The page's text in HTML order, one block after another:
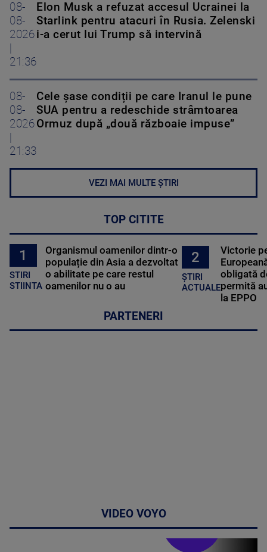
08-
08-
2026
21:36
Elon Musk a refuzat accesul Ucrainei la
Starlink pentru atacuri în Rusia. Zelenski
i-a cerut lui Trump să intervină
08-
08-
2026
21:33
Cele șase condiții pe care Iranul le pune
SUA pentru a redeschide strâmtoarea
Ormuz după „două războaie impuse”
VEZI MAI MULTE ȘTIRI
TOP CITITE
1
STIRI
STIINTA
Organismul oamenilor dintr-o
populație din Asia a dezvoltat
o abilitate pe care restul
oamenilor nu o au
2
ȘTIRI
ACTUALE
Victorie
obligată
permită
la EPPO
PARTENERI
VIDEO VOYO